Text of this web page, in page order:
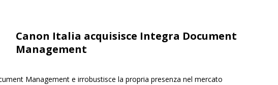
Canon Italia acquisisce Integra Document
Management
Management e irrobustisce la propria presenza nel mercato